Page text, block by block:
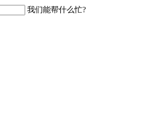
我们能帮什么忙?